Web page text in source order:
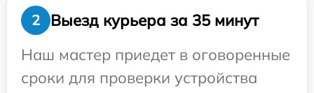
2
Выезд курьера за 35 минут
Наш мастер приедет в оговоренные
сроки для проверки устройства